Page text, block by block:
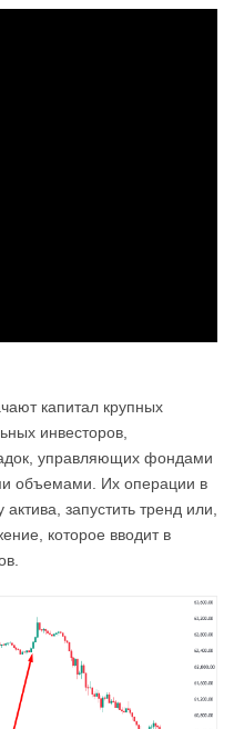
капитал крупных
инвесторов,
управляющих фондами
объемами. Их операции в
запустить тренд или,
которое вводит в